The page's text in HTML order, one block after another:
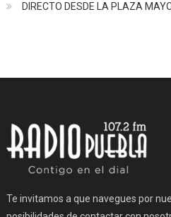
DIRECTO DESDE LA PLAZA
Te invitamos a que navegues por